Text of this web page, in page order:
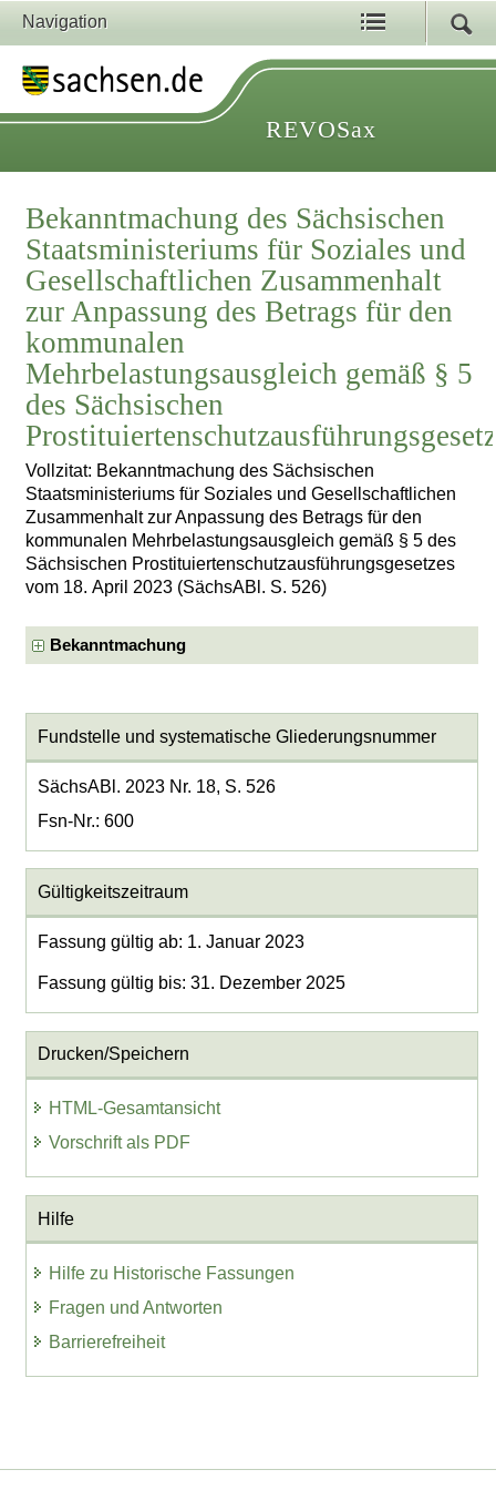
Navigation
REVOSax
Bekanntmachung des Sächsischen
Staatsministeriums für Soziales und
Gesellschaftlichen Zusammenhalt
zur Anpassung des Betrags für den
kommunalen
Mehrbelastungsausgleich gemäß § 5
des Sächsischen
Vollzitat: Bekanntmachung des Sächsischen
Staatsministeriums für Soziales und Gesellschaftlichen
Zusammenhalt zur Anpassung des Betrags für den
kommunalen Mehrbelastungsausgleich gemäß § 5 des
Sächsischen Prostituiertenschutzausführungsgesetzes
vom 18. April 2023 (SächsABl. S. 526)
Bekanntmachung
Fundstelle und systematische Gliederungsnummer
SächsABl. 2023 Nr. 18, S. 526
Fsn-Nr.: 600
Gültigkeitszeitraum
Fassung gültig ab: 1. Januar 2023
Fassung gültig bis: 31. Dezember 2025
Drucken/Speichern
HTML-Gesamtansicht
Vorschrift als PDF
Hilfe
Hilfe zu Historische Fassungen
Fragen und Antworten
Barrierefreiheit